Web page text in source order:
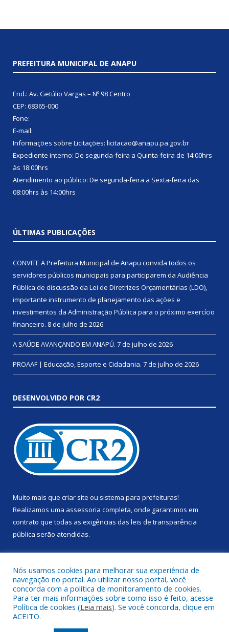
PREFEITURA MUNICIPAL DE ANAPU
End.: Av. Getúlio Vargas – Nº 98 Centro
CEP: 68365-000
Fone:
E-mail:
Informações sobre Licitações: licitacao@anapu.pa.gov.br
Expediente interno: De segunda-feira a Quinta-feira de 14:00hrs
às 18:00hrs
Atendimento ao público: De segunda-feira a Sexta-feira das
08:00hrs às 14:00hrs
ÚLTIMAS PUBLICAÇÕES
CONVITE A Prefeitura Municipal de Anapu convida todos os
servidores públicos municipais para participarem da Audiência
Pública de discussão da Lei de Diretrizes Orçamentárias (LDO),
importante instrumento de planejamento das ações e
investimentos da Administração Pública para o próximo exercício
financeiro. 8 de julho de 2026
A SAÚDE AVANÇANDO EM ANAPÚ. 7 de julho de 2026
PROAAF | Educação, Esporte e Cidadania. 7 de julho de 2026
DESENVOLVIDO POR CR2
Muito mais que criar site ou sistema para prefeituras!
Realizamos uma assessoria completa, onde garantimos em
contrato que todas as exigências das leis de transparência
pública serão atendidas.
Todos os direitos reservados a Prefeitura Municipal de Anapu.
Nós usamos cookies para melhorar sua experiência de
navegação no portal. Ao utilizar nosso portal, você
concorda com a política de monitoramento de cookies.
Para ter mais informações sobre como isso é feito, acesse
Política de cookies (Leia mais). Se você concorda, clique em
ACEITO.